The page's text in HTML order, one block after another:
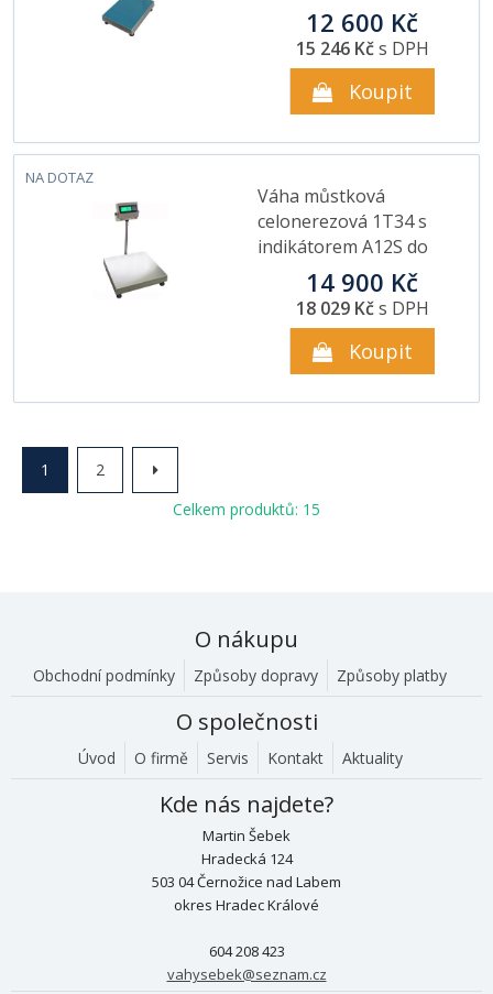
12 600 Kč
15 246 Kčs DPH
Koupit
NA DOTAZ
Váha můstková
celonerezová 1T34 s
indikátorem A12S do
14 900 Kč
18 029 Kčs DPH
Koupit
1
2
Celkem produktů: 15
O nákupu
Obchodní podmínky Způsoby dopravy Způsoby platby
O společnosti
Úvod O firmě Servis Kontakt Aktuality
Kde nás najdete?
Martin Šebek
Hradecká 124
503 04 Černožice nad Labem
okres Hradec Králové
604 208 423
vahysebek@seznam.cz